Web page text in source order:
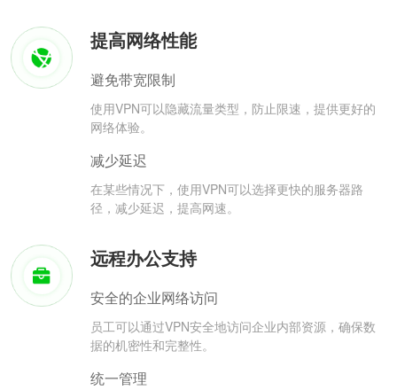
提高网络性能
避免带宽限制
使用VPN可以隐藏流量类型，防止限速，提供更好的
网络体验。
减少延迟
在某些情况下，使用VPN可以选择更快的服务器路
径，减少延迟，提高网速。
远程办公支持
安全的企业网络访问
员工可以通过VPN安全地访问企业内部资源，确保数
据的机密性和完整性。
统一管理